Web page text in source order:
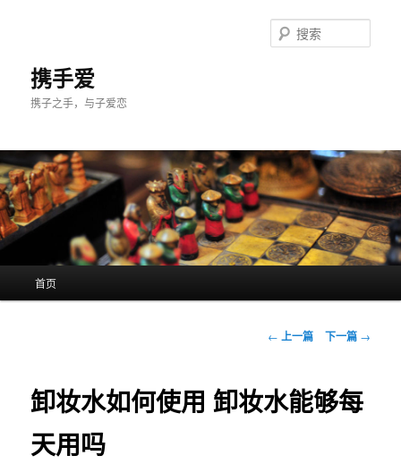
携手爱
携子之手，与子爱恋
索
首页
文
航
← 上一篇 下一篇 →
卸妆水如何使用 卸妆水能够每
天用吗